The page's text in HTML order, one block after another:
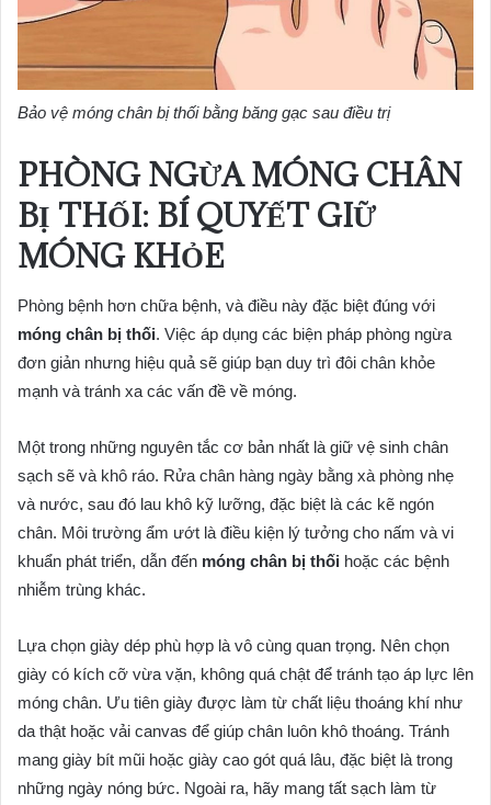
Bảo vệ móng chân bị thối bằng băng gạc sau điều trị
PHÒNG NGỪA MÓNG CHÂN
BỊ THỐI: BÍ QUYẾT GIỮ
MÓNG KHỎE
Phòng bệnh hơn chữa bệnh, và điều này đặc biệt đúng với
móng chân bị thối. Việc áp dụng các biện pháp phòng ngừa
đơn giản nhưng hiệu quả sẽ giúp bạn duy trì đôi chân khỏe
mạnh và tránh xa các vấn đề về móng.
Một trong những nguyên tắc cơ bản nhất là giữ vệ sinh chân
sạch sẽ và khô ráo. Rửa chân hàng ngày bằng xà phòng nhẹ
và nước, sau đó lau khô kỹ lưỡng, đặc biệt là các kẽ ngón
chân. Môi trường ẩm ướt là điều kiện lý tưởng cho nấm và vi
khuẩn phát triển, dẫn đến móng chân bị thối hoặc các bệnh
nhiễm trùng khác.
Lựa chọn giày dép phù hợp là vô cùng quan trọng. Nên chọn
giày có kích cỡ vừa vặn, không quá chật để tránh tạo áp lực lên
móng chân. Ưu tiên giày được làm từ chất liệu thoáng khí như
da thật hoặc vải canvas để giúp chân luôn khô thoáng. Tránh
mang giày bít mũi hoặc giày cao gót quá lâu, đặc biệt là trong
những ngày nóng bức. Ngoài ra, hãy mang tất sạch làm từ